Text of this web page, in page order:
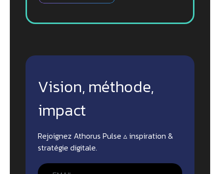
Vision, méthode,
impact
Rejoignez Athorus Pulse ▵ inspiration &
stratégie digitale.